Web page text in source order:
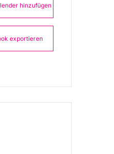
hinzufügen
exportieren